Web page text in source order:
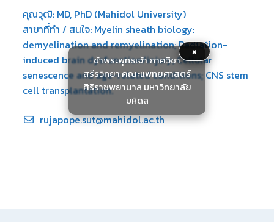
×
ข้าพระพุทธเจ้า ภาควิชา
สรีรวิทยา คณะแพทยศาสตร์
ศิริราชพยาบาล มหาวิทยาลัย
มหิดล
คุณวุฒิ: MD, PhD (Mahidol University)
สาขาที่ทำ / สนใจ: Myelin sheath biology:
demyelination and remyelination; Radiation-
induced brain dysfunction/injury; Cellular
senescence and age-related conditions; CNS stem
cell transplantation.
rujapope.sut@mahidol.ac.th